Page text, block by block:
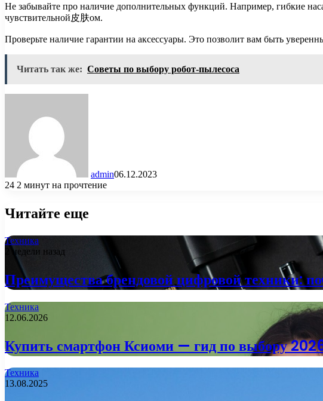
Не забывайте про наличие дополнительных функций. Например, гибкие
чувствительной皮肤ом.
Проверьте наличие гарантии на аксессуары. Это позволит вам быть
Читать так же: Советы по выбору робот-пылесоса
admin06.12.2023
24 2 минут на прочтение
Читайте еще
Техника
2 недели назад
Преимущества брендовой цифровой техники:
Техника
12.06.2026
Купить смартфон Ксиоми — гид по выбору
Техника
13.08.2025